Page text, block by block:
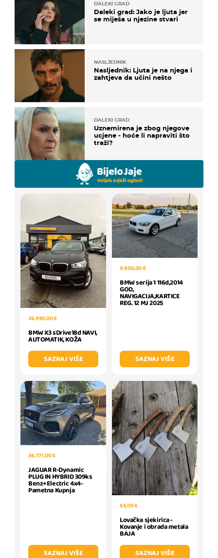
DALEKI GRAD
Daleki grad: Jako je ljuta jer
se miješa u njezine stvari
NASLJEDNIK
Nasljednik: Ljuta je na njega i
zahtjeva da učini nešto
DALEKI GRAD
Uznemirena je zbog njegove
ucjene - hoće li napraviti što
traži?
26.990,00 €
BMW X3 sDrive18d NAVI,
AUTOMATIK, KOŽA
SAZNAJ VIŠE
9.900,00 €
BMW serija 1 116d,2014
GOD,
NAVIGACIJA,KARTICE
REG. 12 MJ 2025
SAZNAJ VIŠE
36.777,00 €
JAGUAR R-Dynamic
PLUG IN HYBRID 309ks
Benz+Electric 4x4-
Pametna Kupnja
SAZNAJ VIŠE
65,00 €
Lovačka sjekirica -
Kovanje i obrada metala
BAJA
SAZNAJ VIŠE